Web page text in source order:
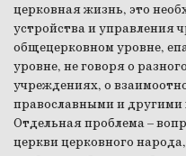
церковная жизнь, это
устройства и управления
общецерковном уровне,
уровне, не говоря о
учреждениях, о
православными и
Отдельная проблема –
церкви церковного